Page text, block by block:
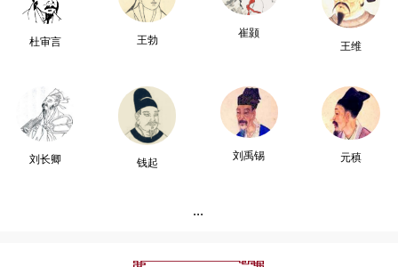
杜审言 王勃
崔颢
王维
刘长卿 钱起
刘禹锡 元稹
...